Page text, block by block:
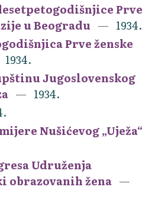
Prve
u Beogradu
1934.
Prve ženske
1934.
Jugoslovenskog
1934.
Nušićevog „Uježa“
Udruženja
obrazovanih žena